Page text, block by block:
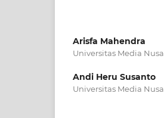
Arisfa Mahendra
Universitas Media
Andi Heru Susanto
Universitas Media